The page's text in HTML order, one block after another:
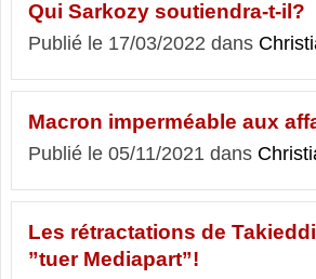
Qui Sarkozy soutiendra-t-il?
Publié le 17/03/2022 dans
Macron imperméable aux
Publié le 05/11/2021 dans
Les rétractations de
”tuer Mediapart”!